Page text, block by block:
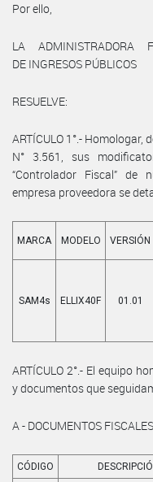
Por ello,
LA ADMINISTRADORA
DE INGRESOS PÚBLICOS
RESUELVE:
ARTÍCULO 1°.-
N° 3.561, sus
“Controlador Fiscal” de
empresa proveedora se
MARCA MODELO VERSIÓN
SAM4s ELLIX40F 01.01
ARTÍCULO 2°.- El equipo
y documentos que
A - DOCUMENTOS FISCALES
CÓDIGO